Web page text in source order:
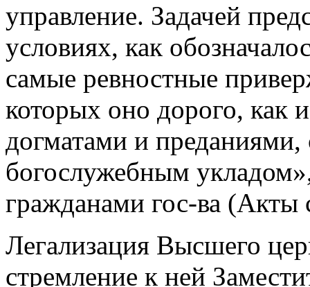
управление. Задачей
условиях, как
самые ревностные
которых оно дорого, как
догматами и
богослужебным
гражданами гос-ва (Акты
Легализация Высшего
стремление к ней